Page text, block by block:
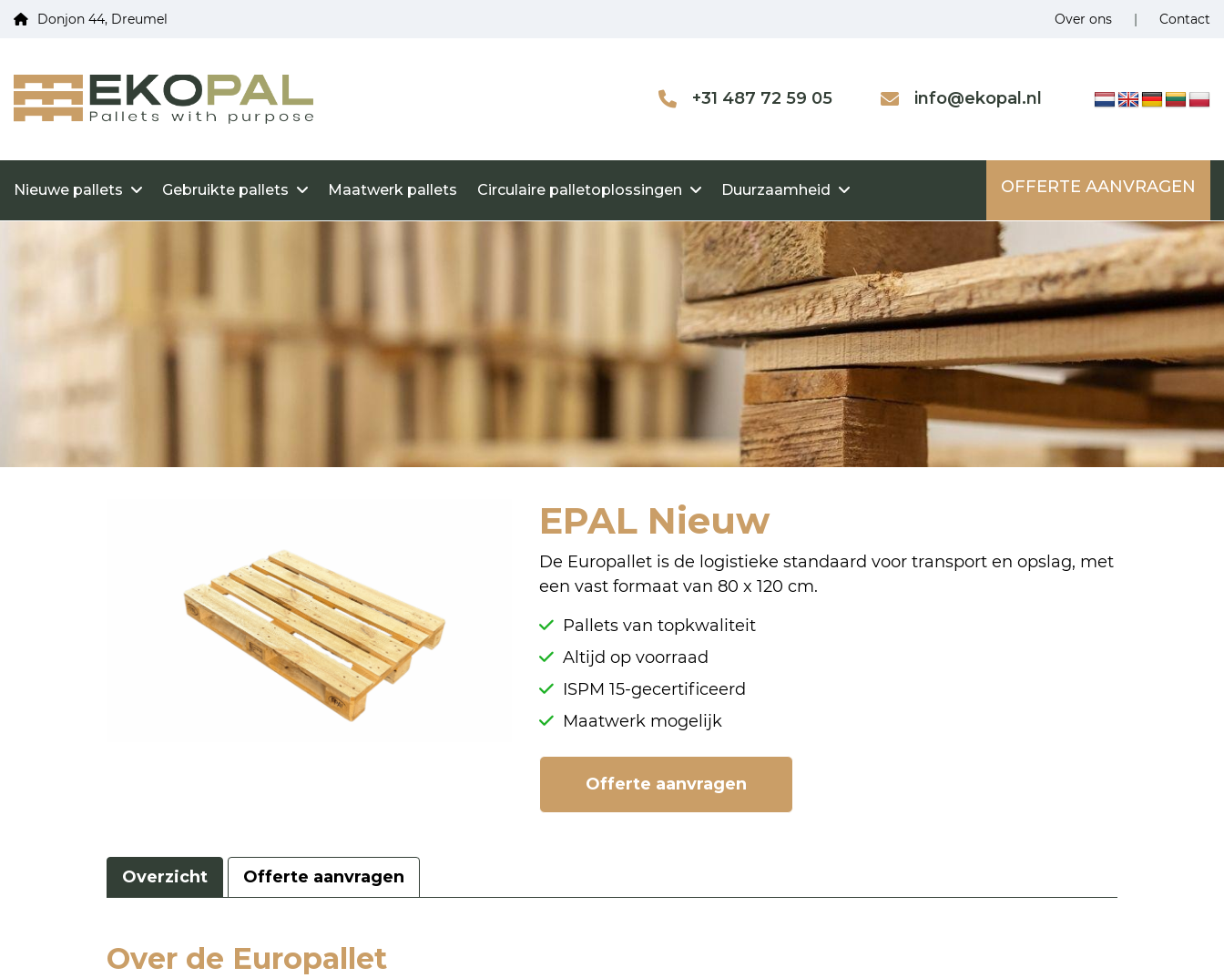
Donjon 44, Dreumel Over ons | Contact
+31 487 72 59 05 info@ekopal.nl
Nieuwe pallets Gebruikte pallets Maatwerk pallets Circulaire palletoplossingen Duurzaamheid OFFERTE AANVRAGEN
EPAL Nieuw
De Europallet is de logistieke standaard voor transport en opslag, met
een vast formaat van 80 x 120 cm.
Pallets van topkwaliteit
Altijd op voorraad
ISPM 15-gecertificeerd
Maatwerk mogelijk
Offerte aanvragen
Overzicht Offerte aanvragen
Over de Europallet